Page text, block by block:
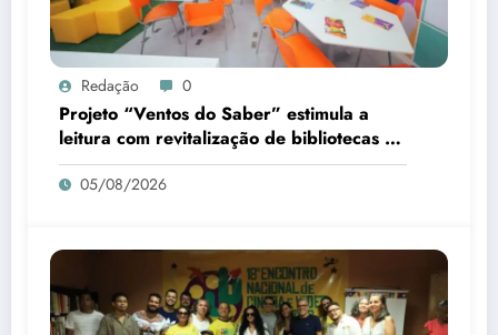
Redação 0
Projeto “Ventos do Saber” estimula a
leitura com revitalização de bibliotecas no
Piauí
05/08/2026